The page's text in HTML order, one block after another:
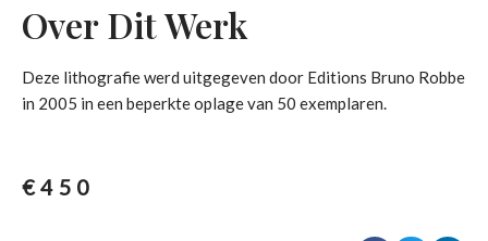
Over Dit Werk
Deze lithografie werd uitgegeven door Editions Bruno Robbe
in 2005 in een beperkte oplage van 50 exemplaren.
€450